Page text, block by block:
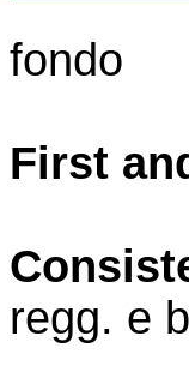
fondo
First
regg. e